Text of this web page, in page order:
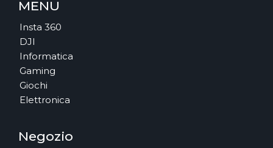
MENU
Insta 360
DJI
Informatica
Gaming
Giochi
Elettronica
Negozio